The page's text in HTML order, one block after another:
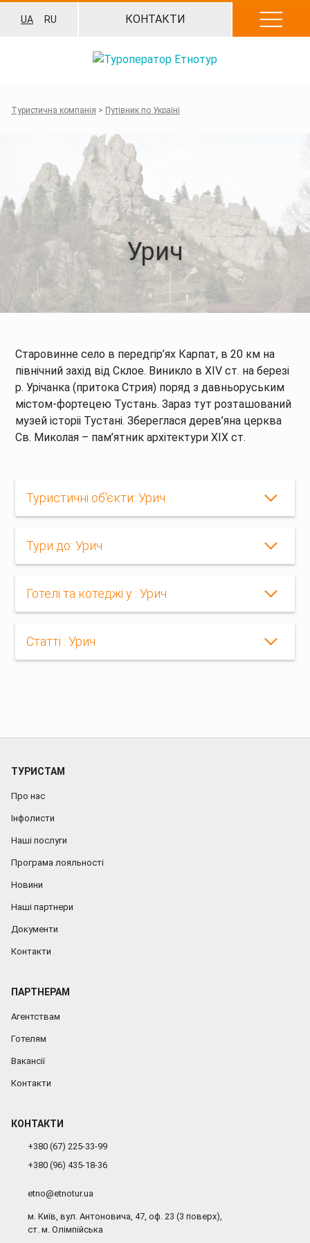
UA RU КОНТАКТИ
Туристична компанія > Путівник по Україні
Урич
Старовинне село в передгір’ях Карпат, в 20 км на
північний захід від Склое. Виникло в XIV ст. на березі
р. Урічанка (притока Стрия) поряд з давньоруським
містом-фортецею Тустань. Зараз тут розташований
музей історіі Тустані. Збереглася дерев’яна церква
Св. Миколая – пам’ятник архітектури XIX ст.
Туристичні об'єкти: Урич
Тури до: Урич
Готелі та котеджі у : Урич
Статті : Урич
ТУРИСТАМ
Про нас
Інфолисти
Наші послуги
Програма лояльності
Новини
Наші партнери
Документи
Контакти
ПАРТНЕРАМ
Агентствам
Готелям
Вакансії
Контакти
КОНТАКТИ
+380 (67) 225-33-99
+380 (96) 435-18-36
etno@etnotur.ua
м. Київ, вул. Антоновича, 47, оф. 23 (3 поверх),
ст. м. Олімпійська